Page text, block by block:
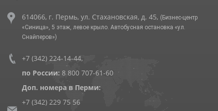
614066, г. Пермь, ул. Стахановская, д. 45, (Бизнес-центр
«Синица», 5 этаж, левое крыло. Автобусная остановка «ул.
Снайперов»)
+7 (342) 224-14-44,
по России: 8 800 707-61-60
Доп. номера в Перми:
+7 (342) 229 75 56